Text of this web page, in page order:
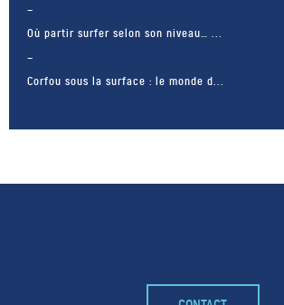
Où partir surfer selon son niveau… ...
Corfou sous la surface : le monde d...